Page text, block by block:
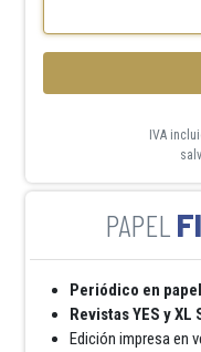
IVA
Periódico en
Revistas YES y XL
Edición impresa en